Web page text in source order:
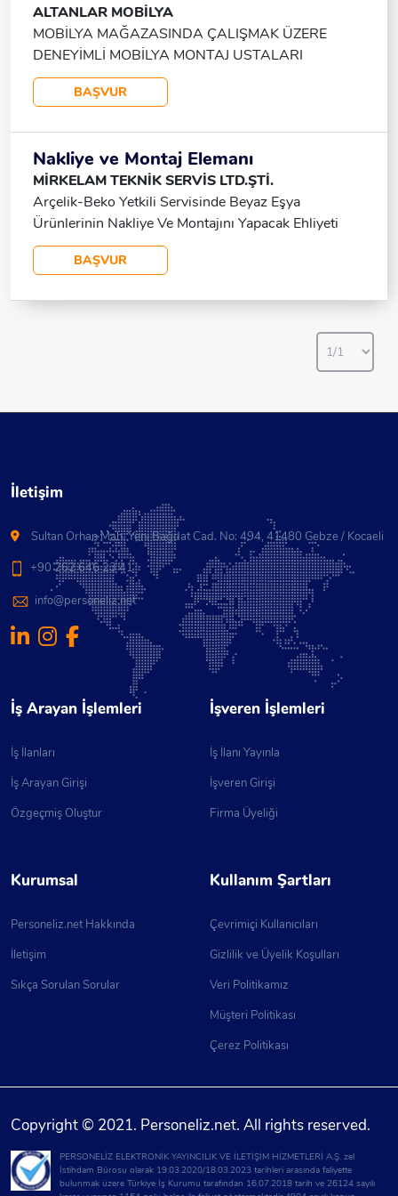
Maltepe Servisi: Maltepe – Kartal – Pendik E-5
Güzergahı, Tersane Kavşağı, Kemiklidere, Aydınlı
Muhtarlık, Orhanlı Merkez, UNIMAK
Paylaşılacaktır. Başvurularınızı Bekliyoruz.
ALTANLAR MOBİLYA
MOBİLYA MAĞAZASINDA ÇALIŞMAK ÜZERE
DENEYİMLİ MOBİLYA MONTAJ USTALARI
ALINACAKTIR.
BAŞVUR
Nakliye ve Montaj Elemanı
MİRKELAM TEKNİK SERVİS LTD.ŞTİ.
Arçelik-Beko Yetkili Servisinde Beyaz Eşya
Ürünlerinin Nakliye Ve Montajını Yapacak Ehliyeti
Bulunan Personeller Aranmaktadır.
BAŞVUR
İletişim
Sultan Orhan Mah. Yeni Bağdat Cad. No: 494, 41480 Gebze / Kocaeli
+90 262 646 23 41
info@personeliz.net
İş Arayan İşlemleri
İş İlanları
İş Arayan Girişi
Özgeçmiş Oluştur
İşveren İşlemleri
İş İlanı Yayınla
İşveren Girişi
Firma Üyeliği
Kurumsal
Personeliz.net Hakkında
İletişim
Sıkça Sorulan Sorular
Kullanım Şartları
Çevrimiçi Kullanıcıları
Gizlilik ve Üyelik Koşulları
Veri Politikamız
Müşteri Politikası
Çerez Politikası
Copyright © 2021. Personeliz.net. All rights reserved.
PERSONELİZ ELEKTRONİK YAYINCILIK VE İLETİŞİM HİZMETLERİ A.Ş. zel
İstihdam Bürosu olarak 19.03.2020/18.03.2023 tarihleri arasında faliyette
bulunmak üzere Türkiye İş Kurumu tarafından 16.07.2018 tarih ve 26124 sayılı